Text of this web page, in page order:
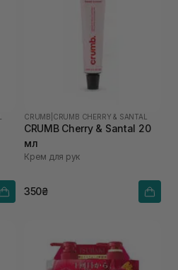
CRUMB CRUMB CHERRY & SANTAL
CRUMB Cherry & Santal 20
мл
Крем для рук
350₴